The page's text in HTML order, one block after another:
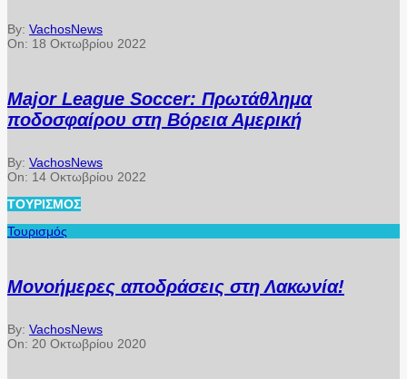
By: VachosNews
On: 18 Οκτωβρίου 2022
Major League Soccer: Πρωτάθλημα
ποδοσφαίρου στη Βόρεια Αμερική
By: VachosNews
On: 14 Οκτωβρίου 2022
ΤΟΥΡΙΣΜΌΣ
Τουρισμός
Μονοήμερες αποδράσεις στη Λακωνία!
By: VachosNews
On: 20 Οκτωβρίου 2020